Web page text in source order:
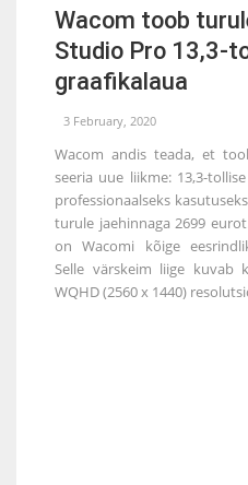
Wacom toob
Studio Pro 13,3-
graafikalaua
3 February, 2020
Wacom andis teada, et
seeria uue liikme: 13,3-
professionaalseks
turule jaehinnaga 2699
on Wacomi kõige
Selle värskeim liige kuvab
WQHD (2560 x 1440)